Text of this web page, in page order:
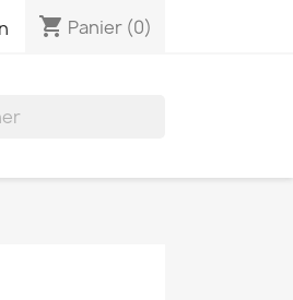
shopping_cart Panier (0)